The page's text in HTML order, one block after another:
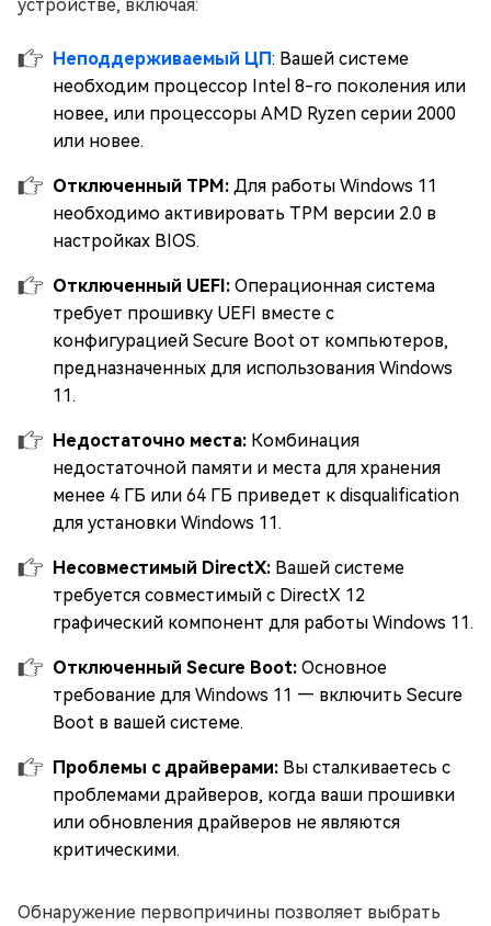
устройстве, включая:
Неподдерживаемый ЦП: Вашей системе
необходим процессор Intel 8-го поколения или
новее, или процессоры AMD Ryzen серии 2000
или новее.
Отключенный TPM: Для работы Windows 11
необходимо активировать TPM версии 2.0 в
настройках BIOS.
Отключенный UEFI: Операционная система
требует прошивку UEFI вместе с
конфигурацией Secure Boot от компьютеров,
предназначенных для использования Windows
11.
Недостаточно места: Комбинация
недостаточной памяти и места для хранения
менее 4 ГБ или 64 ГБ приведет к disqualification
для установки Windows 11.
Несовместимый DirectX: Вашей системе
требуется совместимый с DirectX 12
графический компонент для работы Windows 11.
Отключенный Secure Boot: Основное
требование для Windows 11 — включить Secure
Boot в вашей системе.
Проблемы с драйверами: Вы сталкиваетесь с
проблемами драйверов, когда ваши прошивки
или обновления драйверов не являются
критическими.
Обнаружение первопричины позволяет выбрать